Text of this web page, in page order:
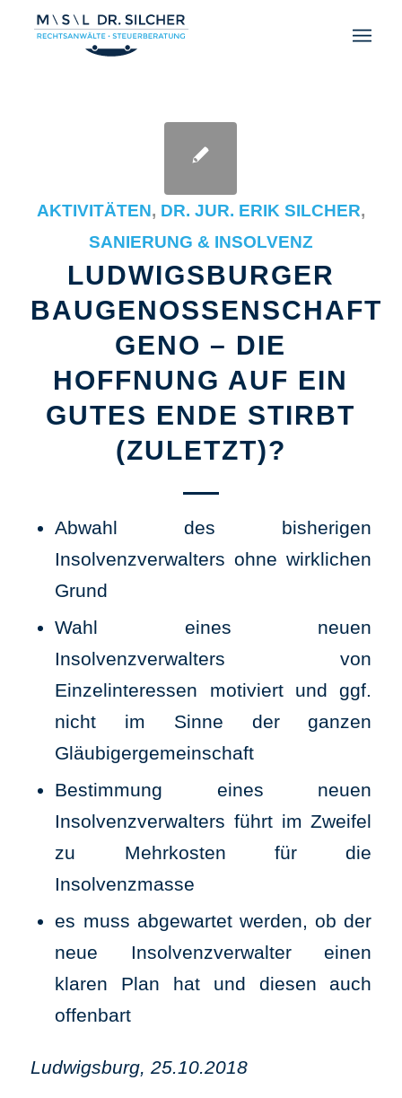
AKTIVITÄTEN, DR. JUR. ERIK SILCHER,
SANIERUNG & INSOLVENZ
LUDWIGSBURGER
BAUGENOSSENSCHAFT
GENO – DIE
HOFFNUNG AUF EIN
GUTES ENDE STIRBT
(ZULETZT)?
Abwahl des bisherigen
Insolvenzverwalters ohne wirklichen
Grund
Wahl eines neuen
Insolvenzverwalters von
Einzelinteressen motiviert und ggf.
nicht im Sinne der ganzen
Gläubigergemeinschaft
Bestimmung eines neuen
Insolvenzverwalters führt im Zweifel
zu Mehrkosten für die
Insolvenzmasse
es muss abgewartet werden, ob der
neue Insolvenzverwalter einen
klaren Plan hat und diesen auch
offenbart
Ludwigsburg, 25.10.2018